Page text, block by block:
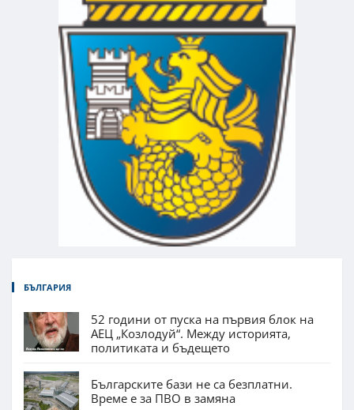
БЪЛГАРИЯ
52 години от пуска на първия блок на
АЕЦ „Козлодуй“. Между историята,
политиката и бъдещето
Българските бази не са безплатни.
Време е за ПВО в замяна